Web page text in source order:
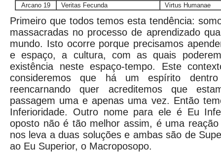
Arcano 19
Veritas Fecunda Virtus Humanae
Primeiro que todos temos esta tendência:
massacradas no processo de aprendizado
mundo. Isto ocorre porque precisamos
e espaço, a cultura, com as quais
existência neste espaço-tempo. Este
consideremos que há um espírito
reencarnando quer acreditemos que
passagem uma e apenas uma vez. Então
Inferioridade. Outro nome para ele é Eu
oposto não é tão melhor assim, é uma
nos leva a duas soluções e ambas são de
ao Eu Superior, o Macroposopo.